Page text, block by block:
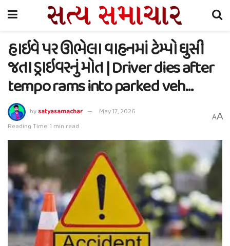
હાઇવે પર ઊભેલા વાહનમાં ટેમ્પો ઘુસી
જતા ડ્રાઇવરનું મોત | Driver dies after
tempo rams into parked veh…
bysatyasamachar
May 17, 2026
Reading Time: 1 min read
AA